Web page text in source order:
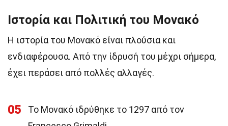
Ιστορία και Πολιτική του Μονακό
Η ιστορία του Μονακό είναι πλούσια και
ενδιαφέρουσα. Από την ίδρυσή του μέχρι σήμερα,
έχει περάσει από πολλές αλλαγές.
05
Το Μονακό ιδρύθηκε το 1297 από τον